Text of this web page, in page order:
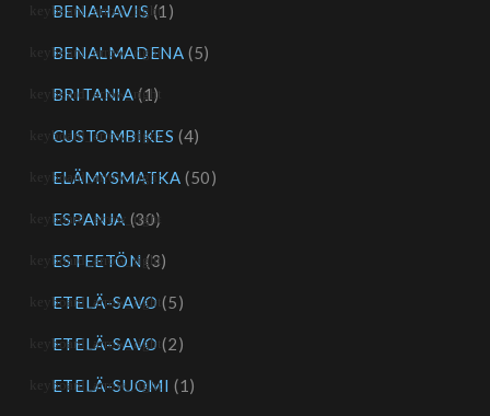
BENAHAVIS (1)
BENALMADENA (5)
BRITANIA (1)
CUSTOMBIKES (4)
ELÄMYSMATKA (50)
ESPANJA (30)
ESTEETÖN (3)
ETELÄ-SAVO (5)
ETELÄ-SAVO (2)
ETELÄ-SUOMI (1)